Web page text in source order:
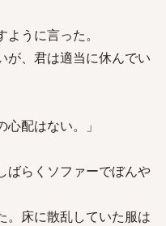
うに言った。
が、君は適当に休んでい
心配はない。」
ばらくソファーでぼんや
。床に散乱していた服は